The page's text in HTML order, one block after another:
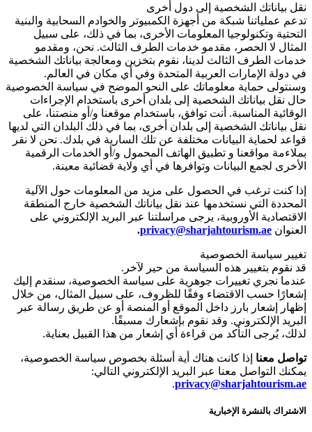
نقل بياناتك الشخصية إلى دول أخرى
تدعم عملياتنا شبكة من أجهزة الكمبيوتر والخوادم السحابية والبنية
التحتية وتكنولوجيا المعلومات الأخرى، بما في ذلك، على سبيل
المثال لا الحصر، مقدمو خدمات الطرف الثالث. نحن، ومقدمو
خدمات الطرف الثالث لدينا، نقوم بتخزين ومعالجة بياناتك الشخصية
في دولة الإمارات العربية المتحدة وفي أي مكان في العالم.
وسنتولى حماية معلوماتك على النحو الموضح في سياسة الخصوصية
حال نقل بياناتك الشخصية إلى بلدان أخرى باستخدام الإجراءات
الوقائية المناسبة. أنت توافق، باستخدام موقعنا و/أو منصتنا، على
نقل بياناتك الشخصية إلى بلدان أخرى، بما في ذلك البلدان التي لديها
قواعد لحماية البيانات مختلفة عن تلك السارية في بلدك. نحن لا نقر
بملاءمة مواقعنا و تطبيق الهاتف المحمول و/أو الخدمات الرقمية
الأخرى لجمع البيانات وتوافرها في أي ولاية قضائية معينة.
إذا كنت ترغب في الحصول على مزيد من المعلومات حول الآلية
المحددة التي نستخدمها عند نقل بياناتك الشخصية خارج المنطقة
الاقتصادية الأوروبية، يرجى مراسلتنا عبر البريد الإلكتروني على
العنوان privacy@sharjahtourism.ae
.
تغيير سياسة الخصوصية
قد نقوم بتغيير هذه السياسة من حير لآخر.
عندما نجري تغييرات جوهرية على سياسة الخصوصية، سنقدم إليك
إشعارًا حسب الاقتضاء وفقًا للظروف، على سبيل المثال، من خلال
إظهار إشعار بارز داخل الموقع أو المنصة أو عن طريق رسالة عبر
البريد الإلكتروني. وقد نقوم بإشعارك مسبقًا.
لذلك، يُرجى التأكد من قراءة أي إشعار من هذا القبيل بعناية.
تواصل معنا إذا كانت هناك أية أسئلة بخصوص سياسة الخصوصية،
يمكنك التواصل معنا عبر البريد الإلكتروني التالي:
privacy@sharjahtourism.ae
.
الاشتراك بالنشرة الإخبارية